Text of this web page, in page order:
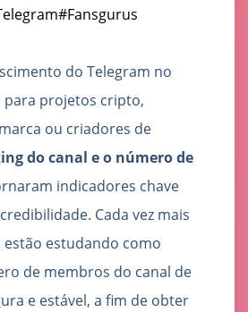
#Fansgurus
do Telegram no
projetos cripto,
ou criadores de
do canal e o número de
indicadores chave
Cada vez mais
estão estudando como
de membros do canal de
e estável, a fim de obter